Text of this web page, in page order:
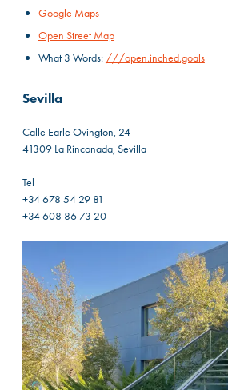
Google Maps
Open Street Map
What 3 Words: ///open.inched.goals
Sevilla
Calle Earle Ovington, 24
41309 La Rinconada, Sevilla
Tel
+34 678 54 29 81
+34 608 86 73 20